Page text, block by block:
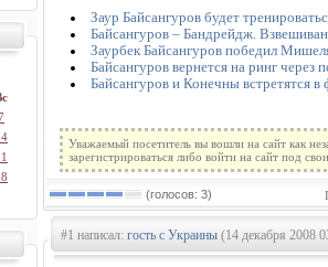
Заур Байсангуров будет
Байсангуров – Бандрейдж.
Заурбек Байсангуров победил
Байсангуров вернется на ринг через
Байсангуров и Конечны встретятся в
Уважаемый посетитель вы вошли на сайт как
зарегистрироваться либо войти на сайт под
(голосов: 3)
#1 написал: гость с Украины (14 декабря 2008